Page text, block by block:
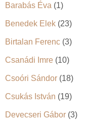
Barabás Éva (1)
Benedek Elek (23)
Birtalan Ferenc (3)
Csanádi Imre (10)
Csoóri Sándor (18)
Csukás István (19)
Devecseri Gábor (3)